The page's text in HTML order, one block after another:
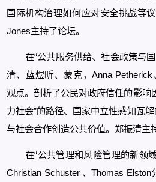
国际机构治理如何应对安全挑战等
Jones主持了论坛。
在“公共服务供给、社会政策与
清、蓝煜昕、蒙克，Anna
观点。剖析了公民对政府信任的影响
力社会”的路径、国家中立性感知瓦
与社会合作创造公共价值。郑振清主
在“公共管理和风险管理的新领
Christian Schuster 、Thomas